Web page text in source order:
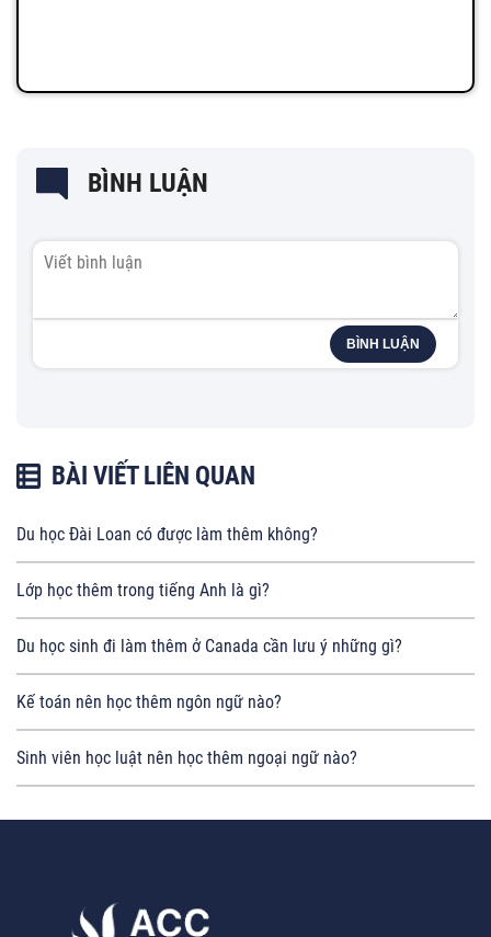
BÌNH LUẬN
BÌNH LUẬN
BÀI VIẾT LIÊN QUAN
Du học Đài Loan có được làm thêm không?
Lớp học thêm trong tiếng Anh là gì?
Du học sinh đi làm thêm ở Canada cần lưu ý những gì?
Kế toán nên học thêm ngôn ngữ nào?
Sinh viên học luật nên học thêm ngoại ngữ nào?